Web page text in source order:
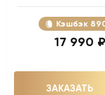
Кэшбэк
17 990 ₽
ЗАКАЗАТЬ